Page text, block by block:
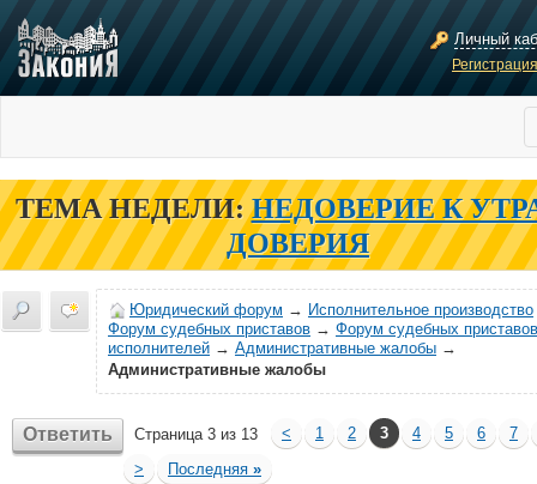
Личный
ТЕМА НЕДЕЛИ: НЕДОВЕРИЕ К
ДОВЕРИЯ
Юридический форум → Исполнительное производство
Форум судебных приставов → Форум судебных
исполнителей → Административные жалобы →
Административные жалобы
Ответить Страница 3 из 13 < 1 2 3 4 5 6
7
>
Последняя »